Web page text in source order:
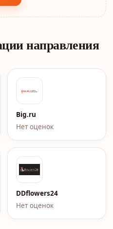
направления
Big.ru
Нет оценок
DDflowers24
Нет оценок